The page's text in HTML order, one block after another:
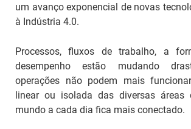
um avanço exponencial de novas
à Indústria 4.0.
Processos, fluxos de trabalho, a
desempenho estão mudando
operações não podem mais
linear ou isolada das diversas áreas
mundo a cada dia fica mais conectado.